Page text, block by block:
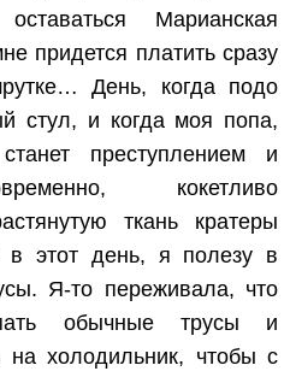
Марианская
придется платить сразу
День, когда подо
стул, и когда моя попа,
преступлением и
кокетливо
ткань кратеры
этот день, я полезу в
Я-то переживала, что
обычные трусы и
на холодильник, чтобы с